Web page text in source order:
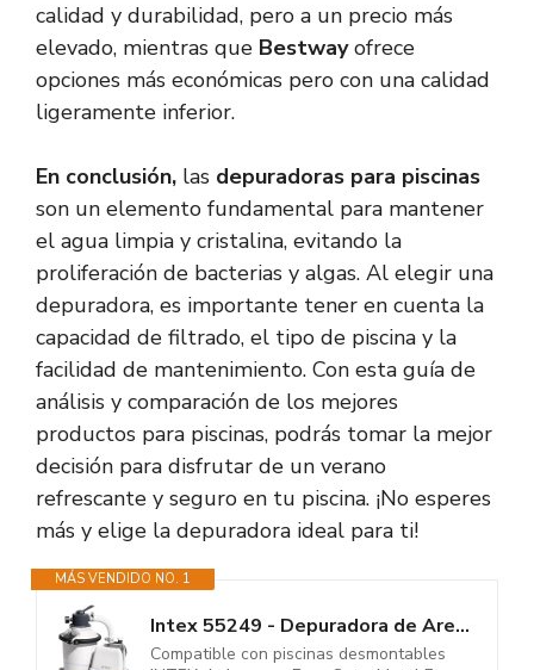
calidad y durabilidad, pero a un precio más
elevado, mientras que Bestwayofrece
opciones más económicas pero con una calidad
ligeramente inferior.
En conclusión, las depuradoras para piscinas
son un elemento fundamental para mantener
el agua limpia y cristalina, evitando la
proliferación de bacterias y algas. Al elegir una
depuradora, es importante tener en cuenta la
capacidad de filtrado, el tipo de piscina y la
facilidad de mantenimiento. Con esta guía de
análisis y comparación de los mejores
productos para piscinas, podrás tomar la mejor
decisión para disfrutar de un verano
refrescante y seguro en tu piscina. ¡No esperes
más y elige la depuradora ideal para ti!
MÁS VENDIDO NO. 1
Intex 55249 - Depuradora de Arena Krystal Clear 3.500 L/H, depuradora...
Compatible con piscinas desmontables